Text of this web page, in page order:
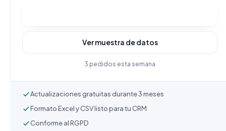
Ver muestra de datos
3 pedidos esta semana
Actualizaciones gratuitas durante 3 meses
Formato Excel y CSV listo para tu CRM
Conforme al RGPD